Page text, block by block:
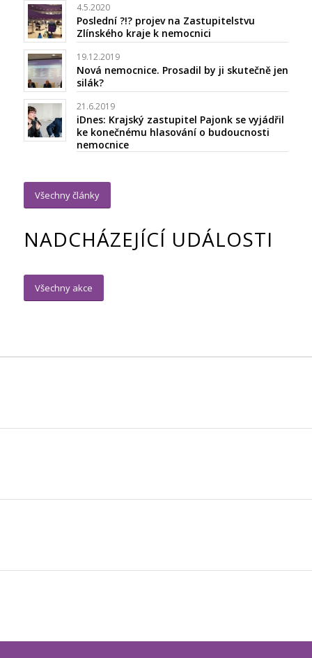
4.5.2020
Poslední ?!? projev na Zastupitelstvu
Zlínského kraje k nemocnici
19.12.2019
Nová nemocnice. Prosadil by ji skutečně jen
silák?
21.6.2019
iDnes: Krajský zastupitel Pajonk se vyjádřil
ke konečnému hlasování o budoucnosti
nemocnice
Všechny články
NADCHÁZEJÍCÍ UDÁLOSTI
Všechny akce